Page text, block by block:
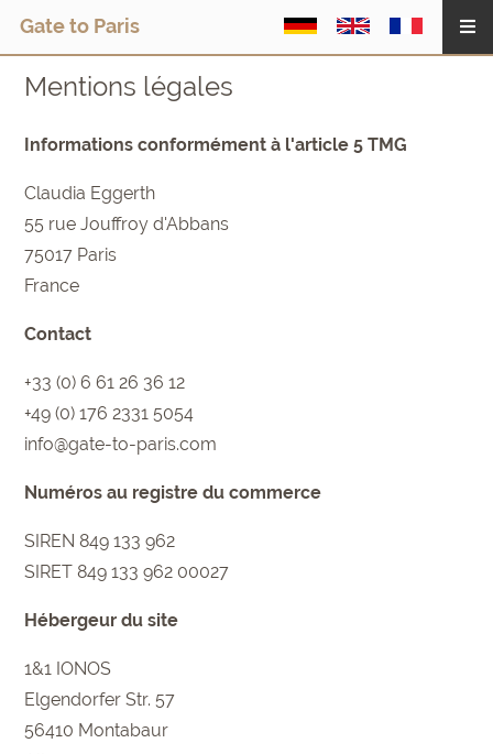
Gate to Paris
Mentions légales
Informations conformément à l'article 5 TMG
Claudia Eggerth
55 rue Jouffroy d'Abbans
75017 Paris
France
Contact
+33 (0) 6 61 26 36 12
+49 (0) 176 2331 5054
info@gate-to-paris.com
Numéros au registre du commerce
SIREN 849 133 962
SIRET 849 133 962 00027
Hébergeur du site
1&1 IONOS
Elgendorfer Str. 57
56410 Montabaur